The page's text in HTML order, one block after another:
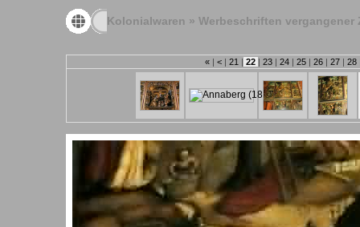
Kolonialwaren » Werbeschriften vergangener
« | < | 21 | 22 | 23 | 24 | 25 | 26 | 27 | 28